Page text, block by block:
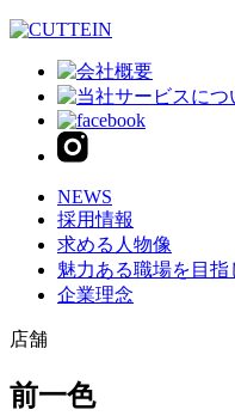
NEWS
採用情報
求める人物像
魅力ある職場を目指
企業理念
店舗
前一色